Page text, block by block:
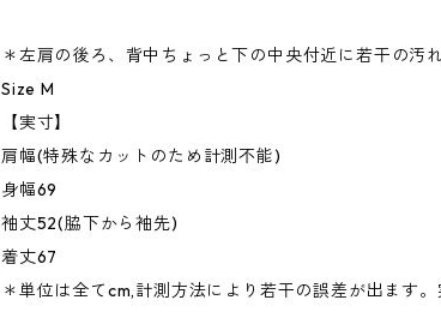
＊左肩の後ろ、背中ちょっと下の中央付近に若干の汚れ
Size M
【実寸】
肩幅(特殊なカットのため計測不能)
身幅69
袖丈52(脇下から袖先)
着丈67
＊単位は全てcm,計測方法により若干の誤差が出ます。